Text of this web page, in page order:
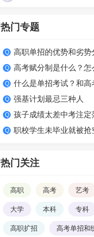
热门专题
高职单招的优势和劣势分别是什么？
高考赋分制是什么？怎么计算？
什么是单招考试？和高考有
强基计划最忌三种人
孩子成绩太差中考注定落榜，这么
职校学生未毕业就被抢空，选
热门关注
高职 高考 艺考
大学 本科 专科
高职扩招 高考单招和